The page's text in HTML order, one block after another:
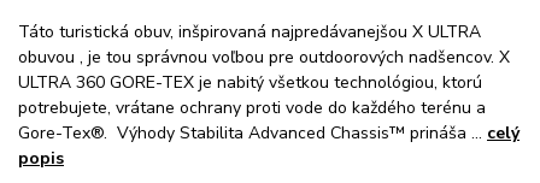
Táto turistická obuv, inšpirovaná najpredávanejšou X ULTRA
obuvou , je tou správnou voľbou pre outdoorových nadšencov. X
ULTRA 360 GORE-TEX je nabitý všetkou technológiou, ktorú
potrebujete, vrátane ochrany proti vode do každého terénu a
Gore-Tex®. Výhody Stabilita Advanced Chassis™ prináša ... celý
popis